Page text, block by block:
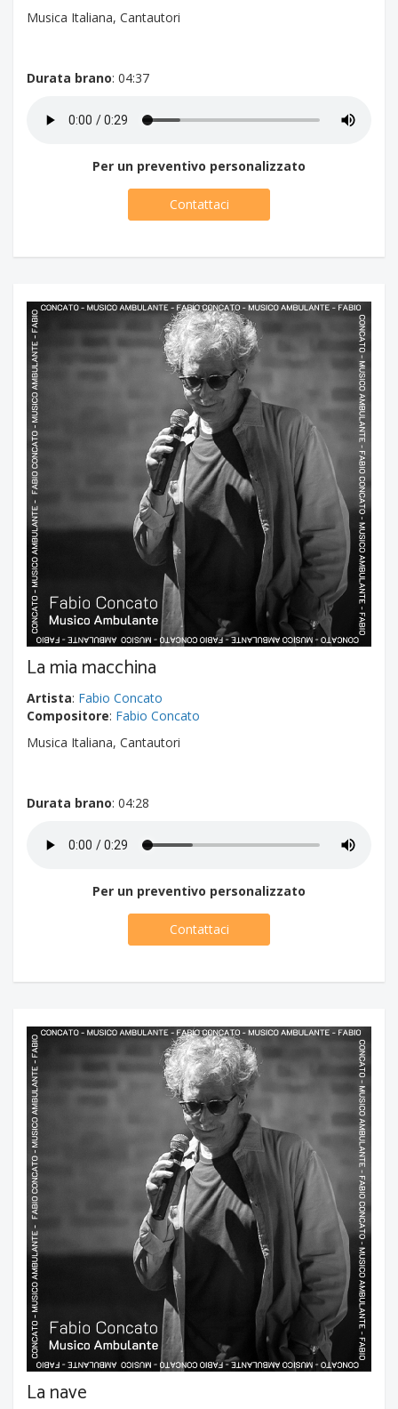
Musica Italiana, Cantautori
Durata brano: 04:37
Per un preventivo personalizzato
Contattaci
La mia macchina
Artista: Fabio Concato
Compositore: Fabio Concato
Musica Italiana, Cantautori
Durata brano: 04:28
Per un preventivo personalizzato
Contattaci
La nave